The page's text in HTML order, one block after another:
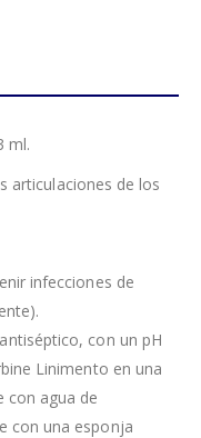
ml.
articulaciones de los
infecciones de
con un pH
Linimento en una
con agua de
con una esponja